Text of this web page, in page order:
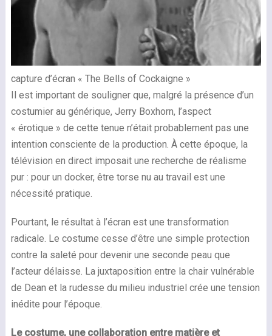
capture d’écran « The Bells of Cockaigne »
Il est important de souligner que, malgré la présence d’un
costumier au générique, Jerry Boxhorn, l’aspect
« érotique » de cette tenue n’était probablement pas une
intention consciente de la production. À cette époque, la
télévision en direct imposait une recherche de réalisme
pur : pour un docker, être torse nu au travail est une
nécessité pratique.
Pourtant, le résultat à l’écran est une transformation
radicale. Le costume cesse d’être une simple protection
contre la saleté pour devenir une seconde peau que
l’acteur délaisse. La juxtaposition entre la chair vulnérable
de Dean et la rudesse du milieu industriel crée une tension
inédite pour l’époque.
Le costume, une collaboration entre matière et